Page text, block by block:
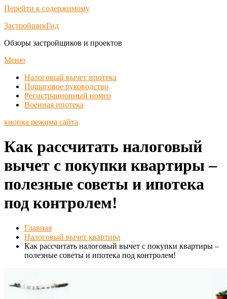
Перейти к содержимому
ЗастройщикГид
Обзоры застройщиков и проектов
Меню
Налоговый вычет ипотека
Пошаговое руководство
Регистрационный номер
Военная ипотека
кнопка режима сайта
Как рассчитать налоговый
вычет с покупки квартиры –
полезные советы и ипотека
под контролем!
Главная
Налоговый вычет квартира
Как рассчитать налоговый вычет с покупки квартиры –
полезные советы и ипотека под контролем!